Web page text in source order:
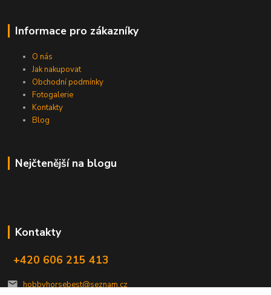
Informace pro zákazníky
O nás
Jak nakupovat
Obchodní podmínky
Fotogalerie
Kontakty
Blog
Nejčtenější na blogu
Kontakty
+420 606 215 413
hobbyhorsebest@seznam.cz